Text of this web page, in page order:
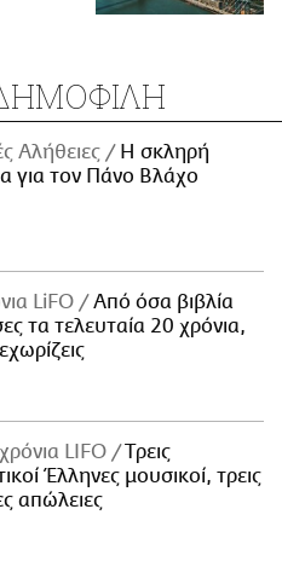
Αλήθειες
H σκληρή
για τον Πάνο Βλάχο
LiFO
Από όσα βιβλία
τα τελευταία 20 χρόνια,
χρόνια LIFO
Tρεις
Έλληνες μουσικοί, τρεις
απώλειες